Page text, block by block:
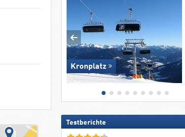
Kronplatz
Testberichte